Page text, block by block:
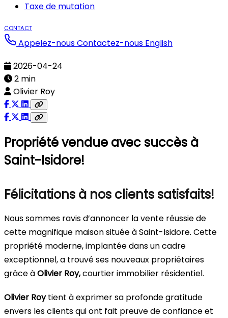
Taxe de mutation
CONTACT
Appelez-nousContactez-nous English
2026-04-24
2 min
Olivier Roy
Propriété vendue avec succès à
Saint-Isidore!
Félicitations à nos clients satisfaits!
Nous sommes ravis d’annoncer la vente réussie de
cette magnifique maison située à Saint-Isidore. Cette
propriété moderne, implantée dans un cadre
exceptionnel, a trouvé ses nouveaux propriétaires
grâce àOlivier Roy,courtier immobilier résidentiel.
Olivier Roytient à exprimer sa profonde gratitude
envers les clients qui ont fait preuve de confiance et